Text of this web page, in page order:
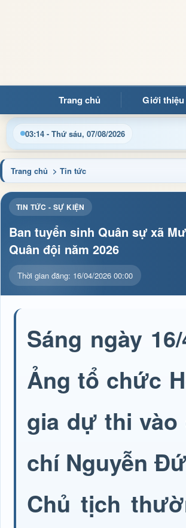
Trang chủ Giới thiệu
03:14 - Thứ sáu, 07/08/2026
Cập nhật thông tin điều hành, thủ tục
Trang chủ > Tin tức
TIN TỨC - SỰ KIỆN
Ban tuyển sinh Quân sự xã
Quân đội năm 2026
Thời gian đăng: 16/04/2026 00:00
Sáng ngày
Ảng tổ chức
gia dự thi
chí Nguyễn
Chủ tịch